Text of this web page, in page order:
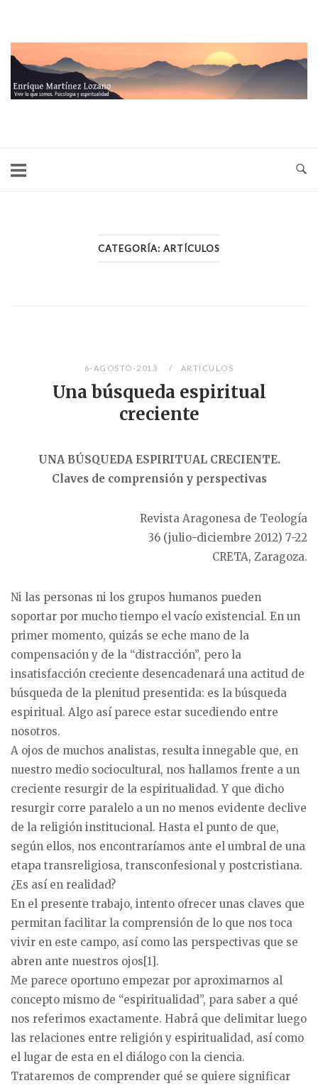
contenido
CATEGORÍA: ARTÍCULOS
6-AGOSTO-2013 ARTÍCULOS
Una búsqueda espiritual
creciente
UNA BÚSQUEDA ESPIRITUAL CRECIENTE.
Claves de comprensión y perspectivas
Revista Aragonesa de Teología
36 (julio-diciembre 2012) 7-22
CRETA, Zaragoza.
Ni las personas ni los grupos humanos pueden
soportar por mucho tiempo el vacío existencial. En un
primer momento, quizás se eche mano de la
compensación y de la “distracción”, pero la
insatisfacción creciente desencadenará una actitud de
búsqueda de la plenitud presentida: es la búsqueda
espiritual. Algo así parece estar sucediendo entre
nosotros.
A ojos de muchos analistas, resulta innegable que, en
nuestro medio sociocultural, nos hallamos frente a un
creciente resurgir de la espiritualidad. Y que dicho
resurgir corre paralelo a un no menos evidente declive
de la religión institucional. Hasta el punto de que,
según ellos, nos encontraríamos ante el umbral de una
etapa transreligiosa, transconfesional y postcristiana.
¿Es así en realidad?
En el presente trabajo, intento ofrecer unas claves que
permitan facilitar la comprensión de lo que nos toca
vivir en este campo, así como las perspectivas que se
abren ante nuestros ojos[1].
Me parece oportuno empezar por aproximarnos al
concepto mismo de “espiritualidad”, para saber a qué
nos referimos exactamente. Habrá que delimitar luego
las relaciones entre religión y espiritualidad, así como
el lugar de esta en el diálogo con la ciencia.
Trataremos de comprender qué se quiere significar